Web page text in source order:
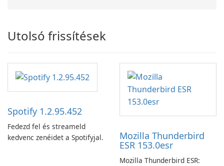
Utolsó frissítések
Spotify 1.2.95.452
Fedezd fel és streameld
kedvenc zenéidet a Spotifyjal.
Mozilla Thunderbird
ESR 153.0esr
Mozilla Thunderbird ESR: